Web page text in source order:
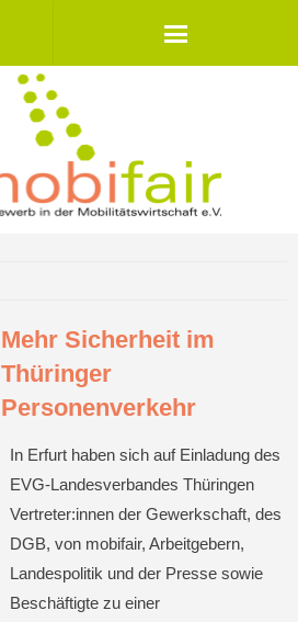
Mehr Sicherheit im
Thüringer
Personenverkehr
In Erfurt haben sich auf Einladung des
EVG-Landesverbandes Thüringen
Vertreter:innen der Gewerkschaft, des
DGB, von mobifair, Arbeitgebern,
Landespolitik und der Presse sowie
Beschäftigte zu einer